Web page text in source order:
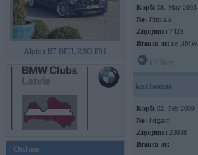
Alpina B7 BITURBO F01
Online
Kopš: 08. May 2003
No: Jūrmala
Ziņojumi: 7428
Braucu ar: ne BMW
karlsonss
Kopš: 02. Feb 2009
No: Jelgava
Ziņojumi: 23038
Braucu ar: